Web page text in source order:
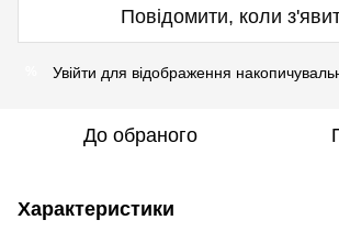
Повідомити, коли
Увійти для відображення
До обраного
Характеристики